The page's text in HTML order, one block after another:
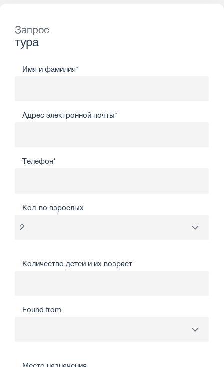
Запрос
тура
Имя и фамилия*
Адрес электронной почты*
Телефон*
Кол-во взрослых
Количество детей и их возраст
Found from